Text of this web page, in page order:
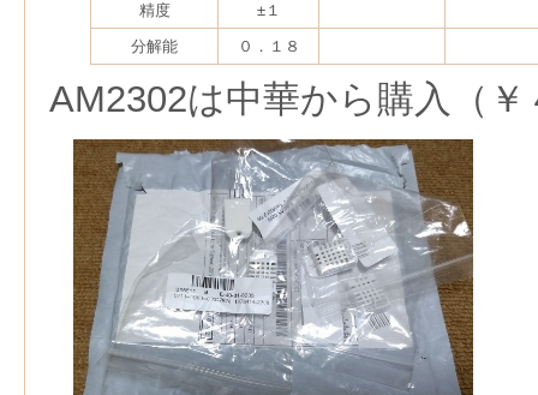
精度
±１
分解能
０．１８
AM2302は中華から購入（￥